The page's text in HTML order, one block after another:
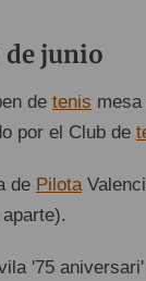
junio
de tenis
por el Club de
de Pilota
'75